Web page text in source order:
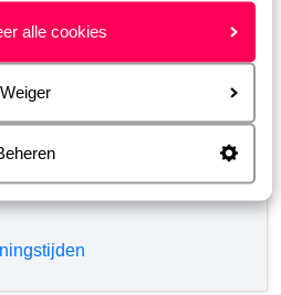
alle cookies
Weiger
houd dan rekening
18:00